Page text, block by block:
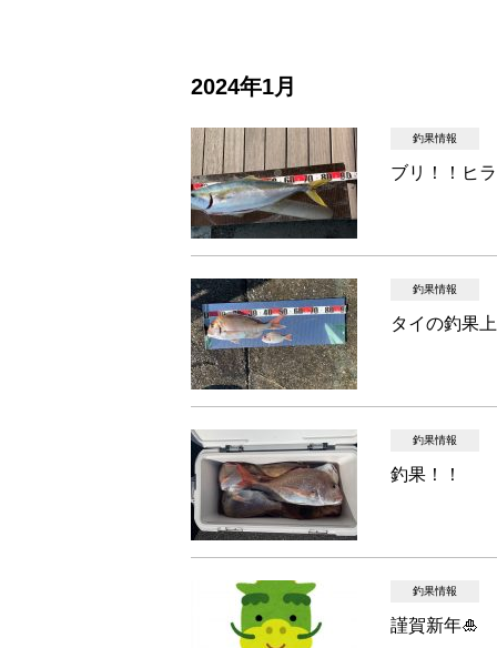
2024年1月
釣果情報
ブリ！！ヒ
釣果情報
タイの釣果
釣果情報
釣果！！
釣果情報
謹賀新年🎍